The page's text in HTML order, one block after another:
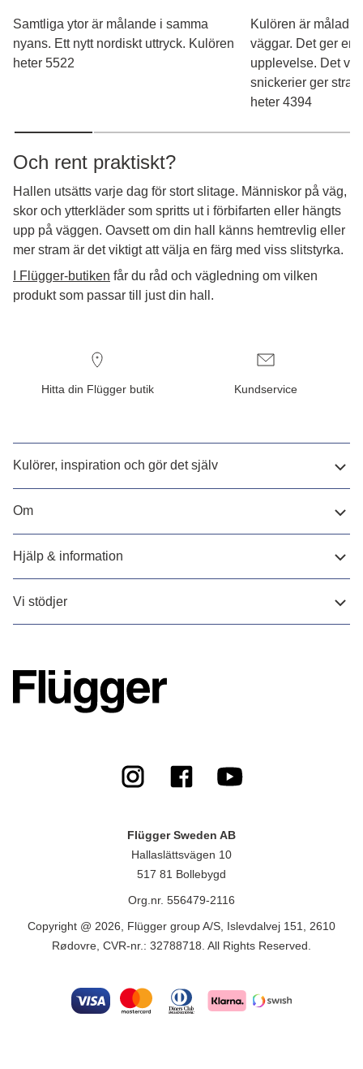
Samtliga ytor är målande i samma
nyans. Ett nytt nordiskt uttryck. Kulören
heter 5522
Kulören är målad
väggar. Det ger en
upplevelse. Det
snickerier ger
heter 4394
Och rent praktiskt?
Hallen utsätts varje dag för stort slitage. Människor på väg,
skor och ytterkläder som spritts ut i förbifarten eller hängts
upp på väggen. Oavsett om din hall känns hemtrevlig eller
mer stram är det viktigt att välja en färg med viss slitstyrka.
I Flügger-butiken får du råd och vägledning om vilken
produkt som passar till just din hall.
Hitta din Flügger butik Kundservice
Kulörer, inspiration och gör det själv
Om
Hjälp & information
Vi stödjer
Flügger Sweden AB
Hallaslättsvägen 10
517 81 Bollebygd
Org.nr. 556479-2116
Copyright @ 2026, Flügger group A/S, Islevdalvej 151, 2610
Rødovre, CVR-nr.: 32788718. All Rights Reserved.